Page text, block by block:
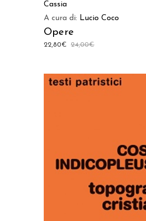
Cassia
A cura di: Lucio Coco
Opere
24,00€
22,80€